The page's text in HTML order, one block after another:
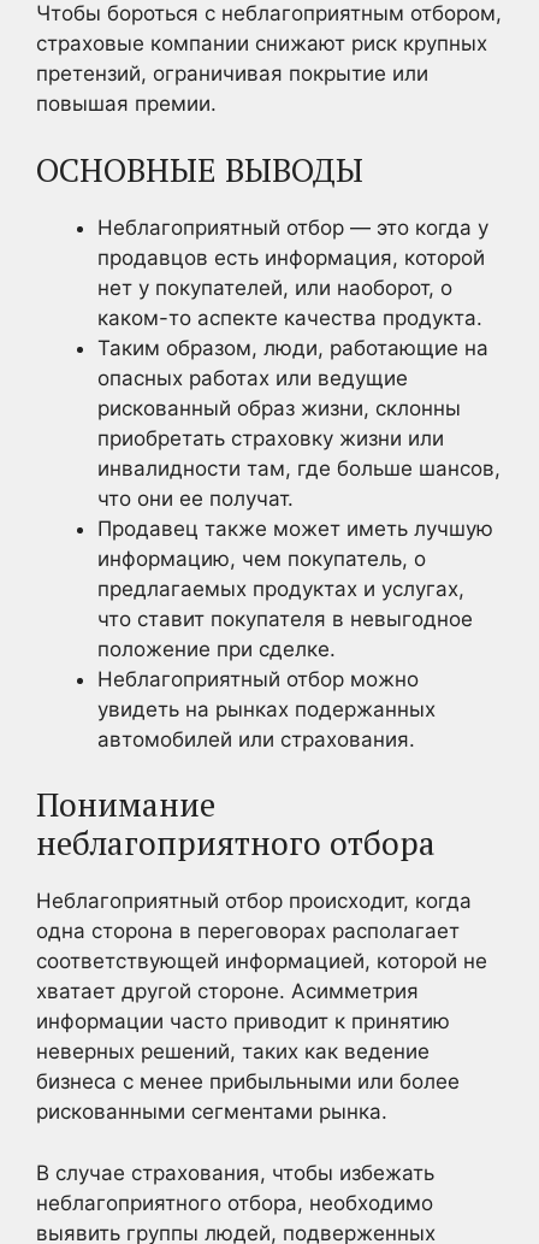
Чтобы бороться с неблагоприятным отбором,
страховые компании снижают риск крупных
претензий, ограничивая покрытие или
повышая премии.
ОСНОВНЫЕ ВЫВОДЫ
Неблагоприятный отбор — это когда у
продавцов есть информация, которой
нет у покупателей, или наоборот, о
каком-то аспекте качества продукта.
Таким образом, люди, работающие на
опасных работах или ведущие
рискованный образ жизни, склонны
приобретать страховку жизни или
инвалидности там, где больше шансов,
что они ее получат.
Продавец также может иметь лучшую
информацию, чем покупатель, о
предлагаемых продуктах и услугах,
что ставит покупателя в невыгодное
положение при сделке.
Неблагоприятный отбор можно
увидеть на рынках подержанных
автомобилей или страхования.
Понимание
неблагоприятного отбора
Неблагоприятный отбор происходит, когда
одна сторона в переговорах располагает
соответствующей информацией, которой не
хватает другой стороне. Асимметрия
информации часто приводит к принятию
неверных решений, таких как ведение
бизнеса с менее прибыльными или более
рискованными сегментами рынка.
В случае страхования, чтобы избежать
неблагоприятного отбора, необходимо
выявить группы людей, подверженных